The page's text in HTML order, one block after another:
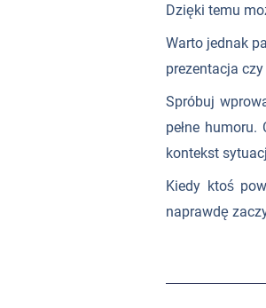
Dzięki temu
Warto jednak
prezentacja
Spróbuj
pełne
kontekst
Kiedy ktoś
naprawdę